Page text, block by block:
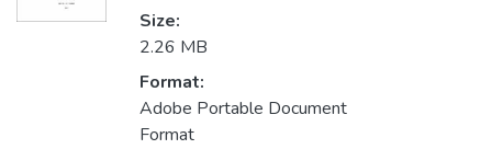
Size:
2.26 MB
Format:
Adobe Portable Document
Format